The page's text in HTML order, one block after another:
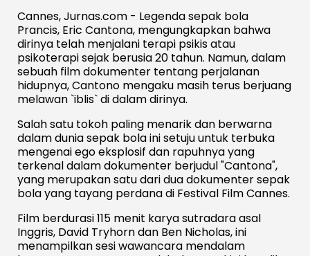
Cannes, Jurnas.com - Legenda sepak bola
Prancis, Eric Cantona, mengungkapkan bahwa
dirinya telah menjalani terapi psikis atau
psikoterapi sejak berusia 20 tahun. Namun, dalam
sebuah film dokumenter tentang perjalanan
hidupnya, Cantono mengaku masih terus berjuang
melawan `iblis` di dalam dirinya.
Salah satu tokoh paling menarik dan berwarna
dalam dunia sepak bola ini setuju untuk terbuka
mengenai ego eksplosif dan rapuhnya yang
terkenal dalam dokumenter berjudul "Cantona",
yang merupakan satu dari dua dokumenter sepak
bola yang tayang perdana di Festival Film Cannes.
Film berdurasi 115 menit karya sutradara asal
Inggris, David Tryhorn dan Ben Nicholas, ini
menampilkan sesi wawancara mendalam